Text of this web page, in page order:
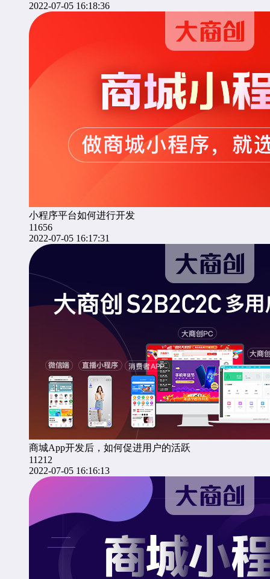
2022-07-05 16:18:36
小程序平台如何进行开发
11656
2022-07-05 16:17:31
商城App开发后，如何促进用户的活跃
11212
2022-07-05 16:16:13